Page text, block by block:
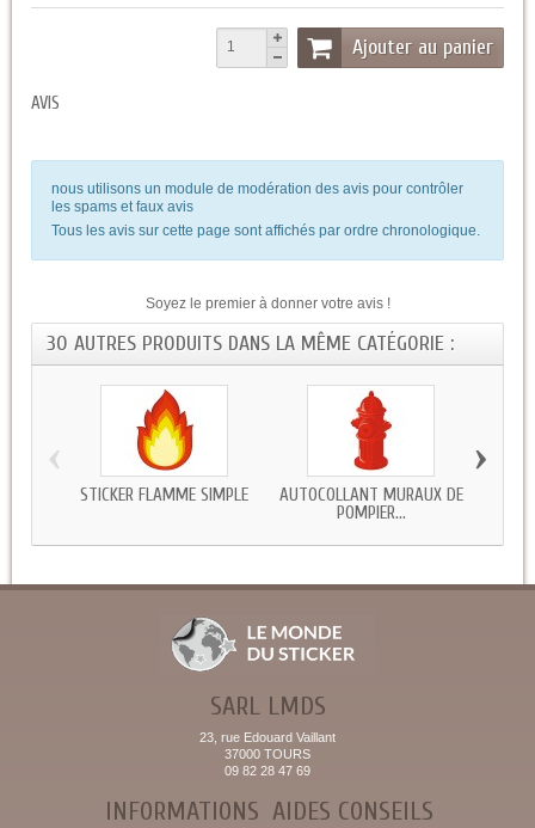
Ajouter au panier
AVIS
nous utilisons un module de modération des avis pour contrôler
les spams et faux avis
Tous les avis sur cette page sont affichés par ordre chronologique.
Soyez le premier à donner votre avis !
30 AUTRES PRODUITS DANS LA MÊME CATÉGORIE :
STICKER FLAMME SIMPLE
AUTOCOLLANT MURAUX DE
POMPIER...
‹ ›
SARL LMDS
23, rue Edouard Vaillant
37000 TOURS
09 82 28 47 69
INFORMATIONS AIDES CONSEILS